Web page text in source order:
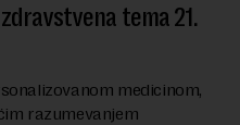
tema 21.
medicinom,
razumevanjem